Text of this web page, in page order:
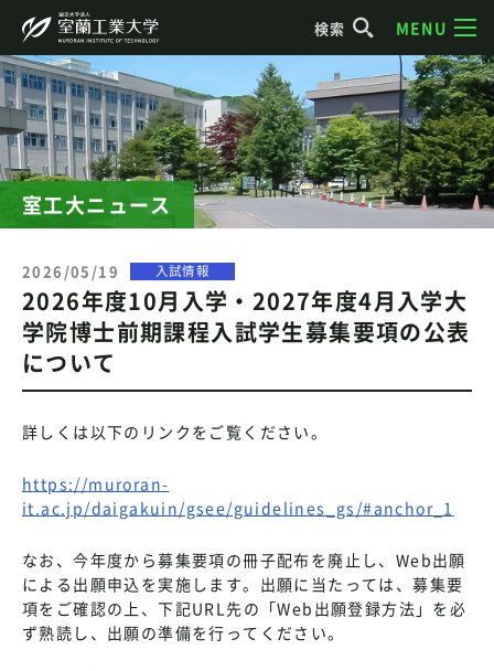
検索 MENU
室工大ニュース
2026/05/19 入試情報
2026年度10月入学・2027年度4月入学大
学院博士前期課程入試学生募集要項の公表
について
詳しくは以下のリンクをご覧ください。
https://muroran-
it.ac.jp/daigakuin/gsee/guidelines_gs/#anchor_1
なお、今年度から募集要項の冊子配布を廃止し、Web出願
による出願申込を実施します。出願に当たっては、募集要
項をご確認の上、下記URL先の「Web出願登録方法」を必
ず熟読し、出願の準備を行ってください。